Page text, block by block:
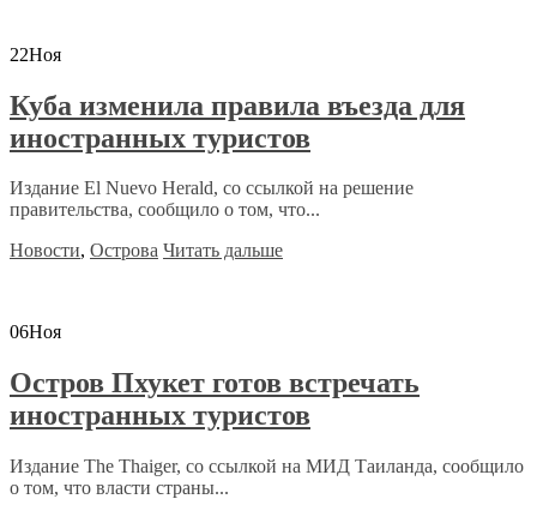
22Ноя
Куба изменила правила въезда для
иностранных туристов
Издание El Nuevo Herald, со ссылкой на решение
правительства, сообщило о том, что...
Новости, Острова Читать дальше
06Ноя
Остров Пхукет готов встречать
иностранных туристов
Издание The Thaiger, со ссылкой на МИД Таиланда, сообщило
о том, что власти страны...